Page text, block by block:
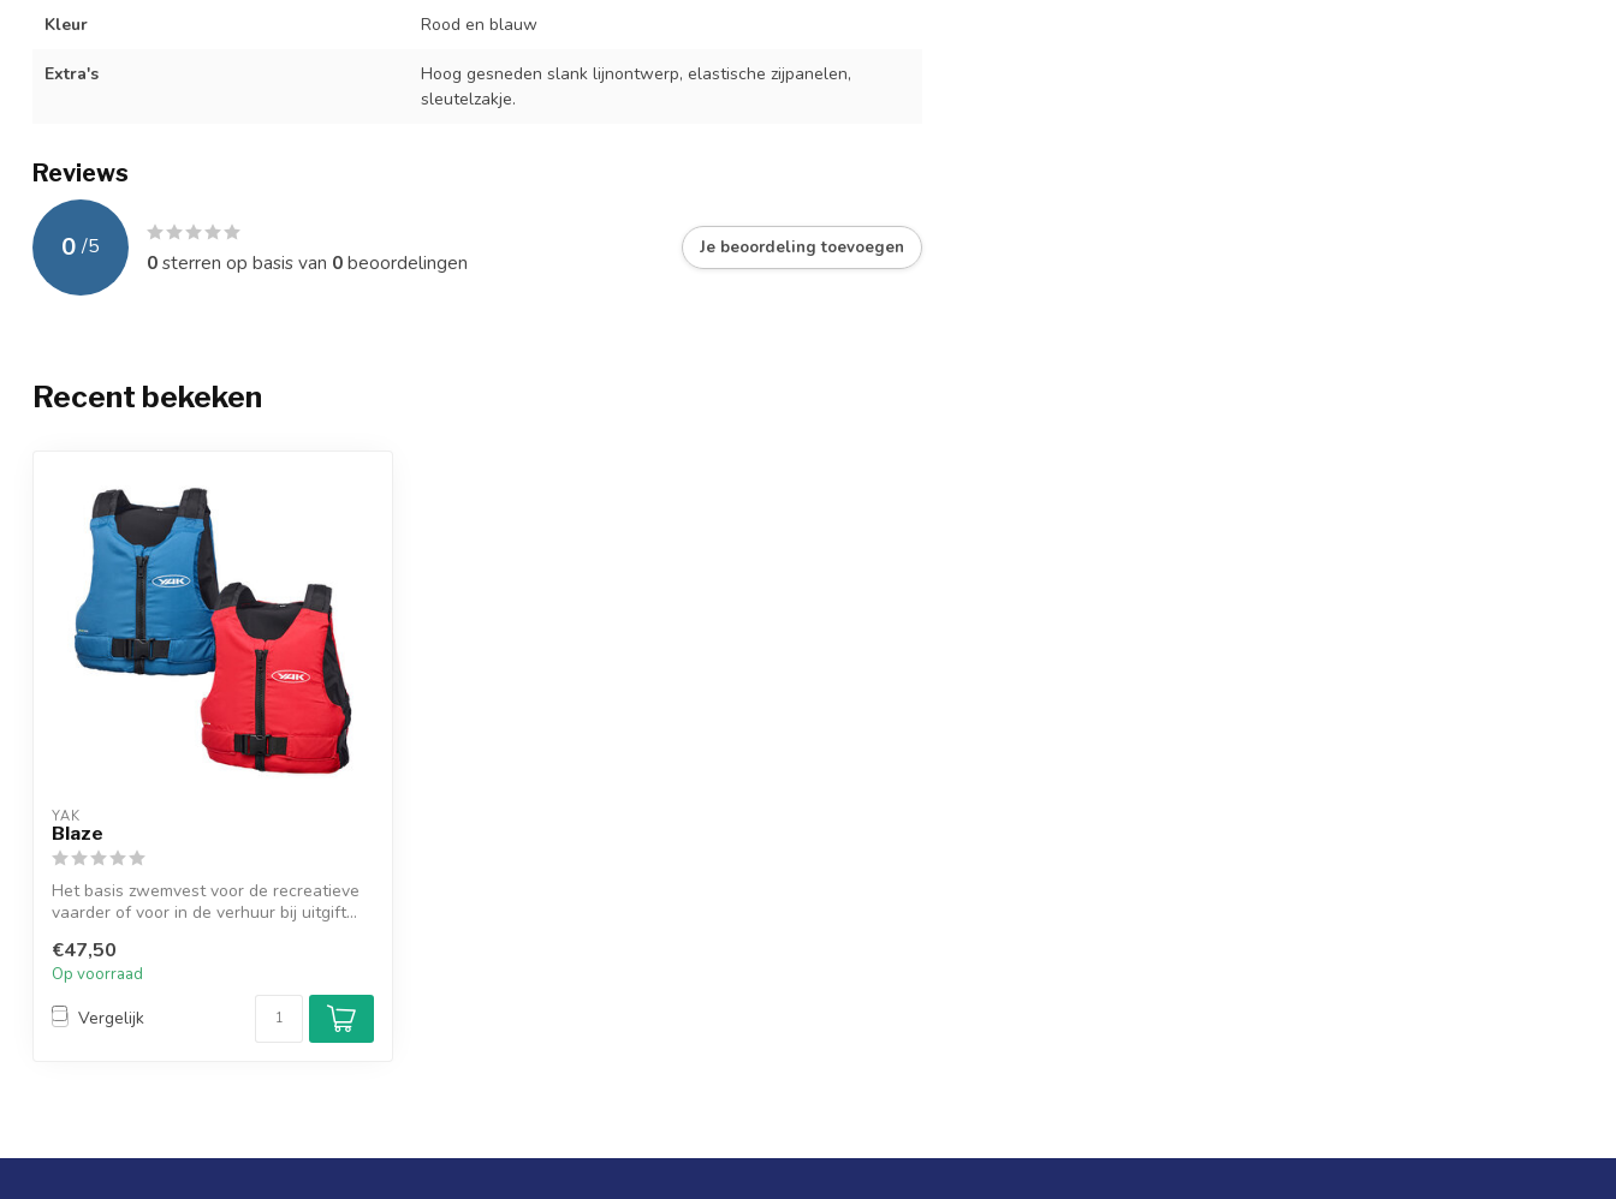
Kleur Rood en blauw
Extra's
Hoog gesneden slank lijnontwerp, elastische zijpanelen,
sleutelzakje.
Reviews
0 /5
0sterren op basis van 0beoordelingen
Je beoordeling toevoegen
Recent bekeken
YAK
Blaze
Het basis zwemvest voor de recreatieve
vaarder of voor in de verhuur bij uitgift...
€47,50
Op voorraad
Vergelijk